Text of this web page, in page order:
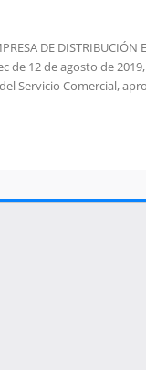
DE DISTRIBUCIÓN
de 12 de agosto de
Servicio Comercial,